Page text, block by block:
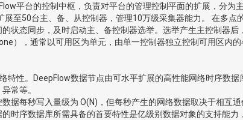
平台的控制中枢，负责对平台的管理控制平面的扩展，分
至50台主、备、从控制器，管理10万级采集器能力。 在多点
状态同步，及时启动主、备控制器选举。选举产生主控制器
），通常以可用区为单元，由单一控制器独立控制可用区内
特性。DeepFlow数据节点由可水平扩展的高性能网络时序数
常等。
据每秒写入量级为 O(N)，但每秒产生的网络数据取决于相互
时序数据库所需具备的首要特性是亿级别数据对象的支持能